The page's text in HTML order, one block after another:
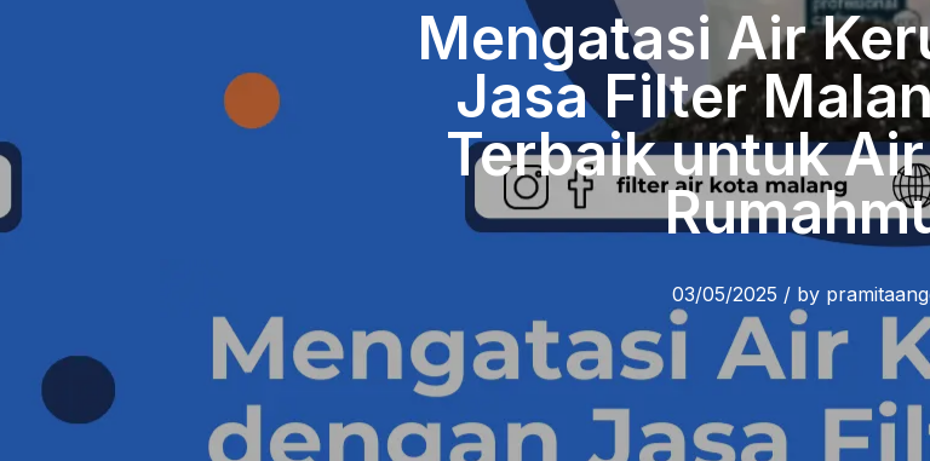
Mengatasi Air
Jasa Filter
Terbaik untuk
03/05/2025 / by